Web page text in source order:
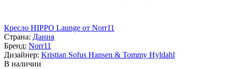
Кресло HIPPO Launge от Norr11
Страна: Дания
Бренд: Norr11
Дизайнер: Kristian Sofus Hansen & Tommy Hyldahl
В наличии